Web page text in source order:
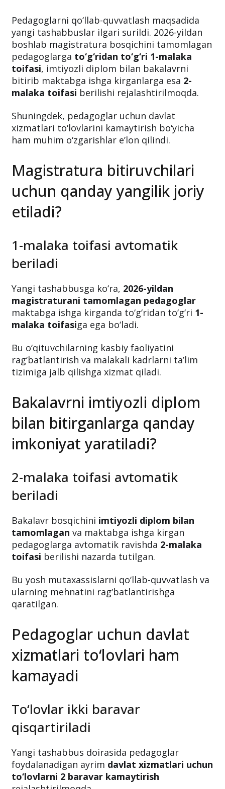
Pedagoglarni qo‘llab-quvvatlash maqsadida
yangi tashabbuslar ilgari surildi. 2026-yildan
boshlab magistratura bosqichini tamomlagan
pedagoglarga to‘g‘ridan to‘g‘ri 1-malaka
toifasi, imtiyozli diplom bilan bakalavrni
bitirib maktabga ishga kirganlarga esa 2-
malaka toifasi berilishi rejalashtirilmoqda.
Shuningdek, pedagoglar uchun davlat
xizmatlari to‘lovlarini kamaytirish bo‘yicha
ham muhim o‘zgarishlar e’lon qilindi.
Magistratura bitiruvchilari
uchun qanday yangilik joriy
etiladi?
1-malaka toifasi avtomatik
beriladi
Yangi tashabbusga ko‘ra, 2026-yildan
magistraturani tamomlagan pedagoglar
maktabga ishga kirganda to‘g‘ridan to‘g‘ri 1-
malaka toifasiga ega bo‘ladi.
Bu o‘qituvchilarning kasbiy faoliyatini
rag‘batlantirish va malakali kadrlarni ta’lim
tizimiga jalb qilishga xizmat qiladi.
Bakalavrni imtiyozli diplom
bilan bitirganlarga qanday
imkoniyat yaratiladi?
2-malaka toifasi avtomatik
beriladi
Bakalavr bosqichini imtiyozli diplom bilan
tamomlagan va maktabga ishga kirgan
pedagoglarga avtomatik ravishda 2-malaka
toifasi berilishi nazarda tutilgan.
Bu yosh mutaxassislarni qo‘llab-quvvatlash va
ularning mehnatini rag‘batlantirishga
qaratilgan.
Pedagoglar uchun davlat
xizmatlari to‘lovlari ham
kamayadi
To‘lovlar ikki baravar
qisqartiriladi
Yangi tashabbus doirasida pedagoglar
foydalanadigan ayrim davlat xizmatlari uchun
to‘lovlarni 2 baravar kamaytirish